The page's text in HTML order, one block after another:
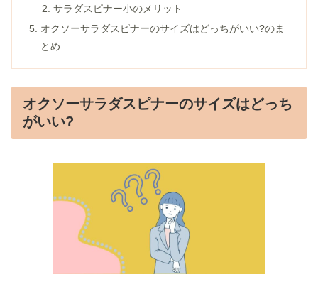
サラダスピナー小のメリット
オクソーサラダスピナーのサイズはどっちがいい?のま
とめ
オクソーサラダスピナーのサイズはどっち
がいい?